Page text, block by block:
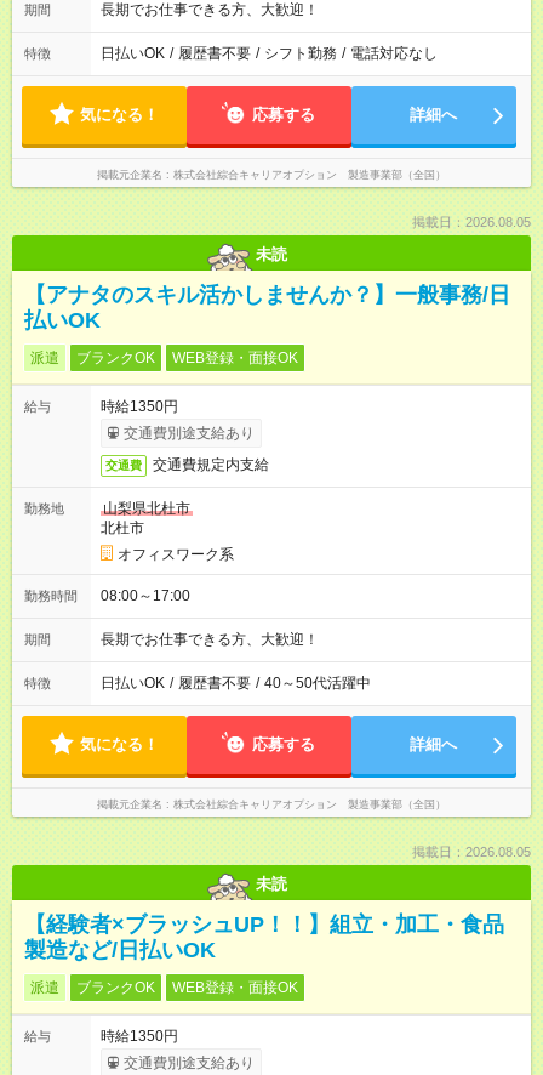
期間 長期でお仕事できる方、大歓迎！
特徴 日払いOK / 履歴書不要 / シフト勤務 / 電話対応なし
気になる！ 応募する 詳細へ
掲載元企業名 株式会社綜合キャリアオプション 製造事業部（全国）
掲載日：2026.08.05
未読
【アナタのスキル活かしませんか？】一般事務/日
払いOK
派遣 ブランクOK WEB登録・面接OK
給与
時給1350円
交通費別途支給あり
交通費 交通費規定内支給
勤務地
山梨県北杜市
北杜市
オフィスワーク系
勤務時間 08:00～17:00
期間 長期でお仕事できる方、大歓迎！
特徴 日払いOK / 履歴書不要 / 40～50代活躍中
気になる！ 応募する 詳細へ
掲載元企業名 株式会社綜合キャリアオプション 製造事業部（全国）
掲載日：2026.08.05
未読
【経験者×ブラッシュUP！！】組立・加工・食品
製造など/日払いOK
派遣 ブランクOK WEB登録・面接OK
給与
時給1350円
交通費別途支給あり